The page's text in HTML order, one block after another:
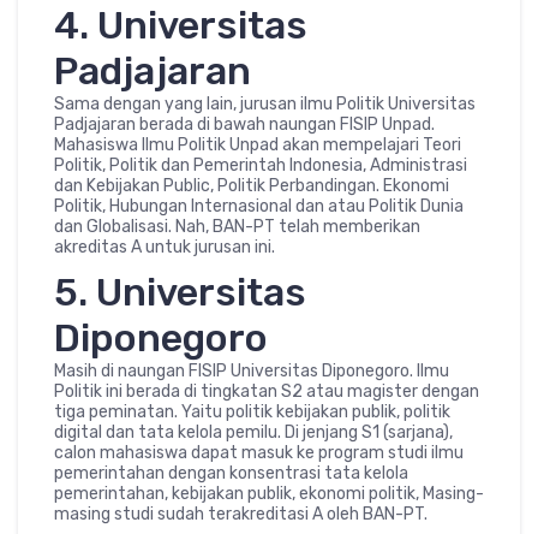
4. Universitas
Padjajaran
Sama dengan yang lain, jurusan ilmu Politik Universitas
Padjajaran berada di bawah naungan FISIP Unpad.
Mahasiswa Ilmu Politik Unpad akan mempelajari Teori
Politik, Politik dan Pemerintah Indonesia, Administrasi
dan Kebijakan Public, Politik Perbandingan. Ekonomi
Politik, Hubungan Internasional dan atau Politik Dunia
dan Globalisasi. Nah, BAN-PT telah memberikan
akreditas A untuk jurusan ini.
5. Universitas
Diponegoro
Masih di naungan FISIP Universitas Diponegoro. Ilmu
Politik ini berada di tingkatan S2 atau magister dengan
tiga peminatan. Yaitu politik kebijakan publik, politik
digital dan tata kelola pemilu. Di jenjang S1 (sarjana),
calon mahasiswa dapat masuk ke program studi ilmu
pemerintahan dengan konsentrasi tata kelola
pemerintahan, kebijakan publik, ekonomi politik, Masing-
masing studi sudah terakreditasi A oleh BAN-PT.